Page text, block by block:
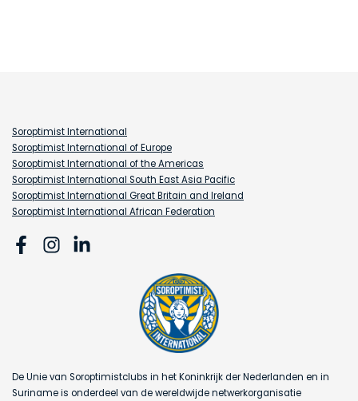
Soroptimist International
Soroptimist International of Europe
Soroptimist International of the Americas
Soroptimist International South East Asia Pacific
Soroptimist International Great Britain and Ireland
Soroptimist International African Federation
De Unie van Soroptimistclubs in het Koninkrijk der Nederlanden en in
Suriname is onderdeel van de wereldwijde netwerkorganisatie